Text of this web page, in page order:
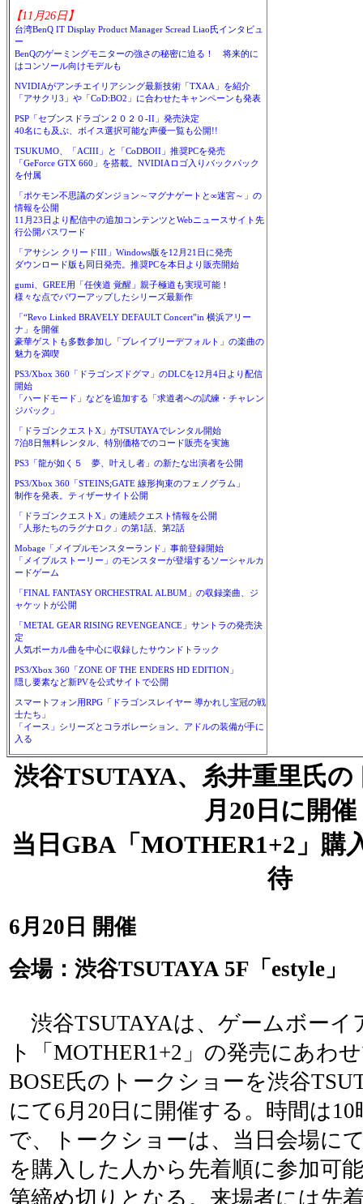
【11月26日】
台湾BenQ IT Display Product Manager Scread Liao氏インタビュ
ー
BenQのゲーミングモニターの強さの秘密に迫る！ 将来的に
はコンソール向けモデルも
NVIDIAがアンチエイリアシング最新技術「TXAA」を紹介
「アサクリ3」や「CoD:BO2」に合わせたキャンペーンも発表
PSP「セブンスドラゴン２０２０-II」発売決定
40名にも及ぶ、ボイス選択可能な声優一覧も公開!!
TSUKUMO、「ACIII」と「CoDBOII」推奨PCを発売
「GeForce GTX 660」を搭載。NVIDIAロゴ入りバックパック
を付属
「ポケモン不思議のダンジョン～マグナゲートと∞迷宮～」の
情報を公開
11月23日より配信中の追加コンテンツとWebニュースサイト先
行公開パスワード
「アサシン クリードIII」Windows版を12月21日に発売
ダウンロード版も同日発売。推奨PCを本日より販売開始
gumi、GREE用「任侠道 覚醒」親子極道も実現可能！
様々な点でパワーアップしたシリーズ最新作
「“Revo Linked BRAVELY DEFAULT Concert”in 横浜アリー
ナ」を開催
豪華ゲストも多数参加し「ブレイブリーデフォルト」の楽曲の
魅力を満喫
PS3/Xbox 360「ドラゴンズドグマ」のDLCを12月4日より配信
開始
「ハードモード」などを追加する「求道者への試練・チャレン
ジパック」
「ドラゴンクエストX」がTSUTAYAでレンタル開始
7泊8日無料レンタル、特別価格でのコード販売を実施
PS3「龍が如く５ 夢、叶えし者」の新たな出演者を公開
PS3/Xbox 360「STEINS;GATE 線形拘束のフェノグラム」
制作を発表。ティザーサイト公開
「ドラゴンクエストX」の連続クエスト情報を公開
「人形たちのラグナロク」の第1話、第2話
Mobage「メイプルモンスターランド」事前登録開始
「メイプルストーリー」のモンスターが登場するソーシャルカ
ードゲーム
「FINAL FANTASY ORCHESTRAL ALBUM」の収録楽曲、ジ
ャケットが公開
「METAL GEAR RISING REVENGEANCE」サントラの発売決
定
人気ボーカル曲を中心に収録したサウンドトラック
PS3/Xbox 360「ZONE OF THE ENDERS HD EDITION」
隠し要素など新PVを公式サイトで公開
スマートフォン用RPG「ドラゴンスレイヤー 導かれし宝冠の戦
士たち」
「イース」シリーズとコラボレーション。アドルの装備が手に
入る
渋谷TSUTAYA、糸井重里氏
月20日に開催
当日GBA「MOTHER1+2」購
待
6月20日 開催
会場：渋谷TSUTAYA 5F「estyle」
渋谷TSUTAYAは、ゲームボーイ
ト「MOTHER1+2」の発売にあわ
BOSE氏のトークショーを渋谷
にて6月20日に開催する。時間は
で、トークショーは、当日会場に
を購入した人から先着順に参加可
第締め切りとなる。来場者には先